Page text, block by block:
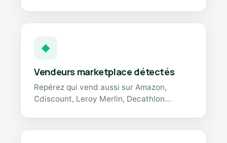
◆
Vendeurs marketplace détectés
Repérez qui vend aussi sur Amazon,
Cdiscount, Leroy Merlin, Decathlon…